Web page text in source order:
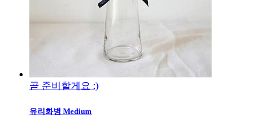
곧 준비할게요 :)
유리화병 Medium